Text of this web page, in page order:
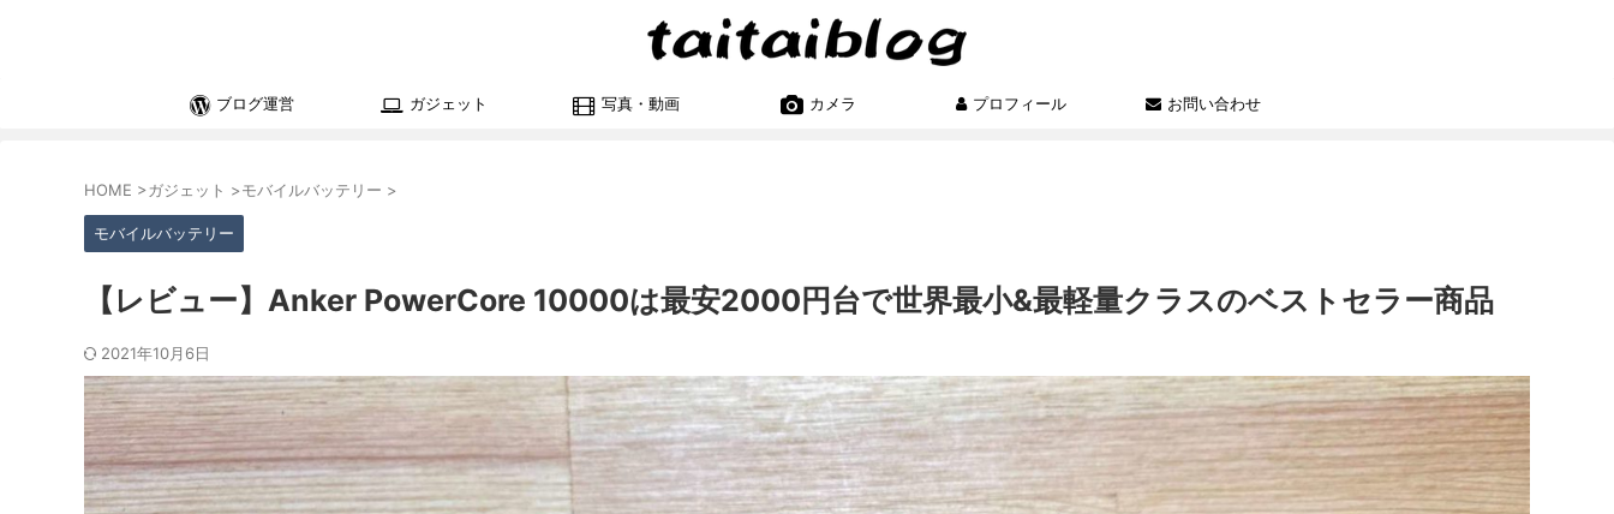
ブログ運営 ガジェット 写真・動画 カメラ プロフィール お問い合わせ
HOME >ガジェット >モバイルバッテリー >
モバイルバッテリー
【レビュー】Anker PowerCore 10000は最安2000円台で世界最小&最軽量クラスのベストセラー商品
2021年10月6日